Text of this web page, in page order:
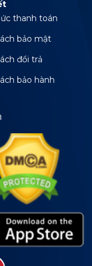
thanh toán
bảo mật
đổi trả
bảo hành